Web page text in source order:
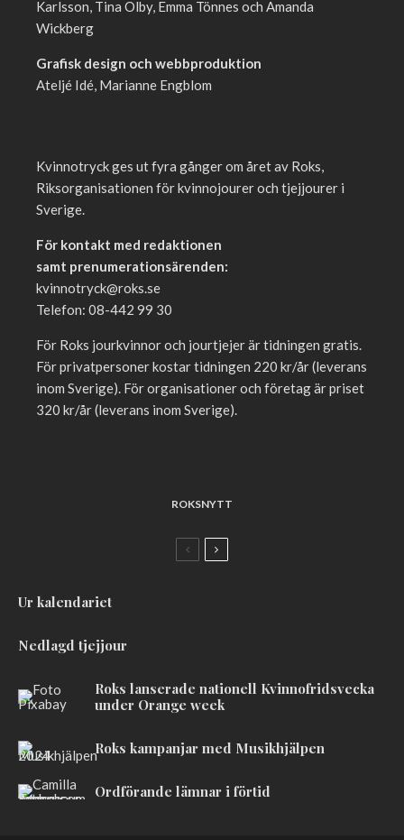
Karlsson, Tina Olby, Emma Tönnes och Amanda
Wickberg
Grafisk design och webbproduktion
Ateljé Idé, Marianne Engblom
Kvinnotryck ges ut fyra gånger om året av Roks,
Riksorganisationen för kvinnojourer och tjejjourer i
Sverige.
För kontakt med redaktionen
samt prenumerationsärenden:
kvinnotryck@roks.se
Telefon: 08-442 99 30
För Roks jourkvinnor och jourtjejer är tidningen gratis.
För privatpersoner kostar tidningen 220 kr/år (leverans
inom Sverige). För organisationer och företag är priset
320 kr/år (leverans inom Sverige).
ROKSNYTT
Ur kalendariet
Nedlagd tjejjour
Roks lanserade nationell Kvinnofridsvecka
under Orange week
Roks kampanjar med Musikhjälpen
Ordförande lämnar i förtid